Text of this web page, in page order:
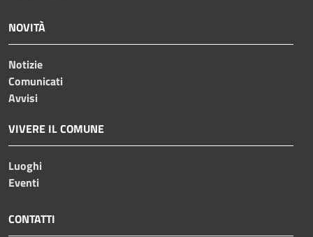
NOVITÀ
Notizie
Comunicati
Avvisi
VIVERE IL COMUNE
Luoghi
Eventi
CONTATTI